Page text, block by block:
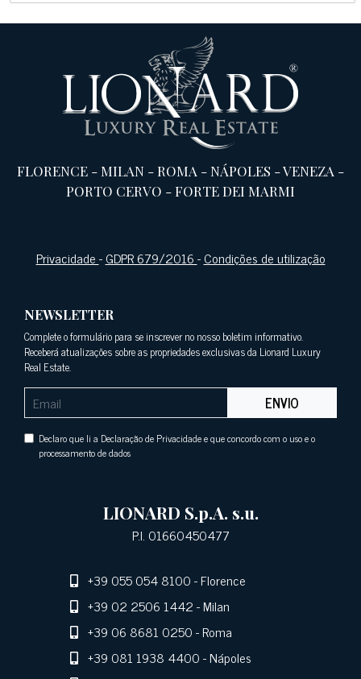
FLORENCE -MILAN -ROMA -NÁPOLES -VENEZA -
PORTO CERVO -FORTE DEI MARMI
Privacidade-GDPR 679/2016-Condições de utilização
NEWSLETTER
Complete o formulário para se inscrever no nosso boletim informativo.
Receberá atualizações sobre as propriedades exclusivas da Lionard Luxury
Real Estate.
ENVIO
Declaro que li a Declaração de Privacidade e que concordo com o uso e o
processamento de dados
LIONARD S.p.A. s.u.
P.I. 01660450477
+39 055 054 8100- Florence
+39 02 2506 1442- Milan
+39 06 8681 0250- Roma
+39 081 1938 4400- Nápoles